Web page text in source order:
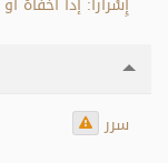
سرر